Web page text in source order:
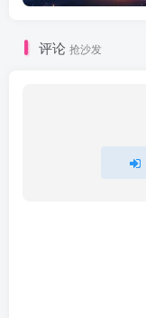
评论 抢沙发